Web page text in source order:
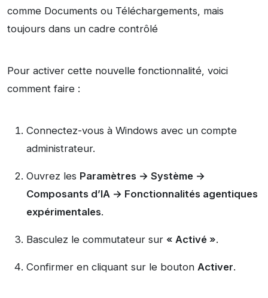
comme Documents ou Téléchargements, mais
toujours dans un cadre contrôlé
Pour activer cette nouvelle fonctionnalité, voici
comment faire :
Connectez-vous à Windows avec un compte
administrateur.
Ouvrez les Paramètres → Système →
Composants d’IA → Fonctionnalités agentiques
expérimentales.
Basculez le commutateur sur « Activé ».
Confirmer en cliquant sur le bouton Activer.